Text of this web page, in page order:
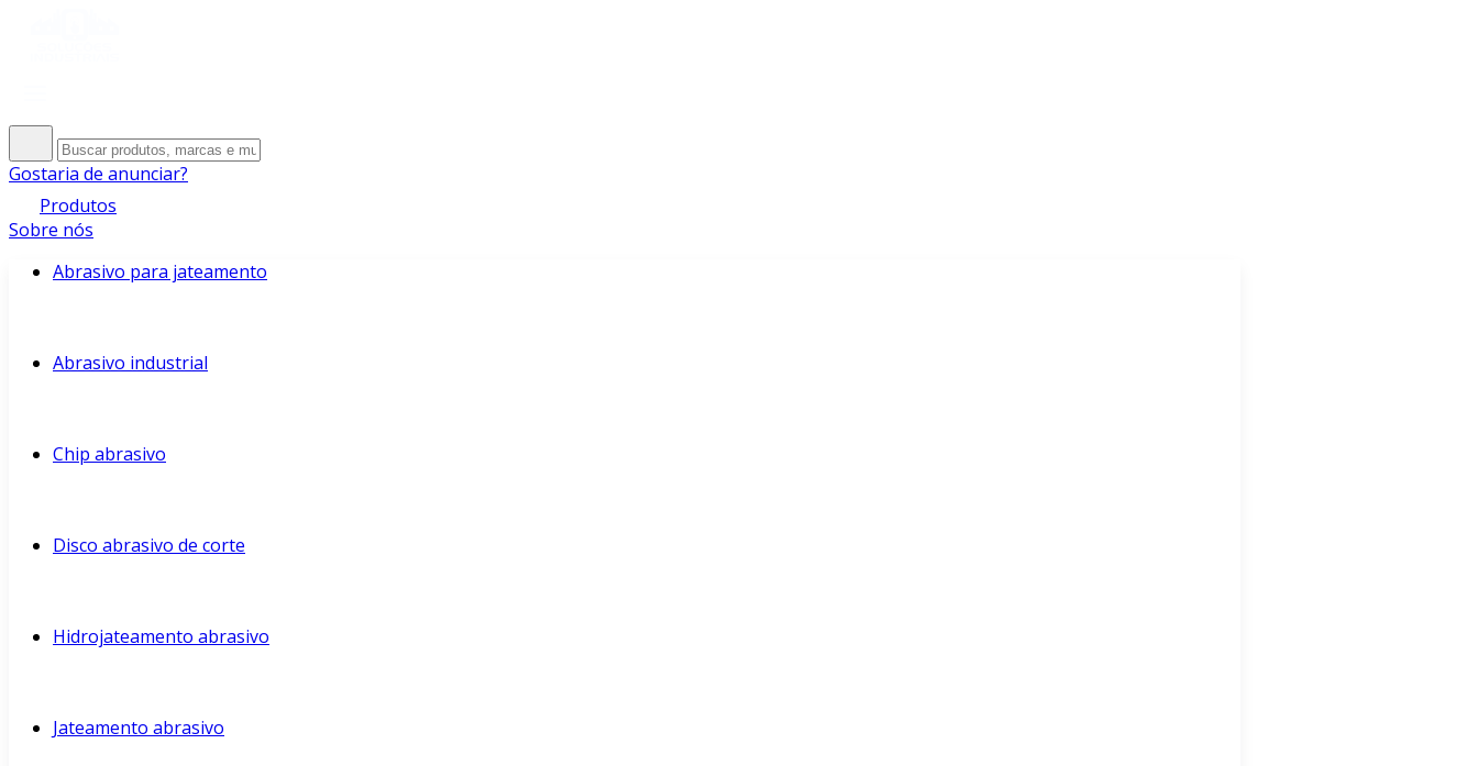
Gostaria de anunciar?
Produtos
Sobre nós
Abrasivo para jateamento
Abrasivo industrial
Chip abrasivo
Disco abrasivo de corte
Hidrojateamento abrasivo
Jateamento abrasivo